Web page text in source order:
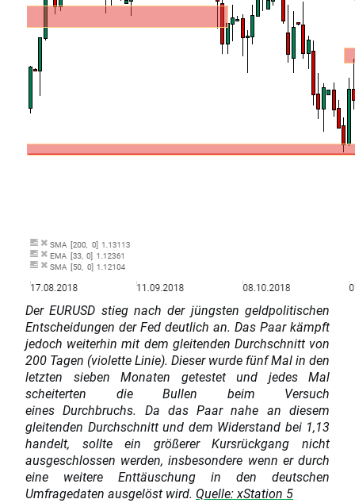
Der EURUSD stieg nach der jüngsten geldpolitischen
Entscheidungen der Fed deutlich an. Das Paar kämpft
jedoch weiterhin mit dem gleitenden Durchschnitt von
200 Tagen (violette Linie). Dieser wurde fünf Mal in den
letzten sieben Monaten getestet und jedes Mal
scheiterten die Bullen beim Versuch
eines Durchbruchs. Da das Paar nahe an diesem
gleitenden Durchschnitt und dem Widerstand bei 1,13
handelt, sollte ein größerer Kursrückgang nicht
ausgeschlossen werden, insbesondere wenn er durch
eine weitere Enttäuschung in den deutschen
Umfragedaten ausgelöst wird. Quelle: xStation 5